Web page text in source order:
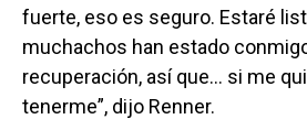
fuerte, eso es seguro. Estaré
muchachos han estado
recuperación, así que… si me
tenerme”, dijo Renner.